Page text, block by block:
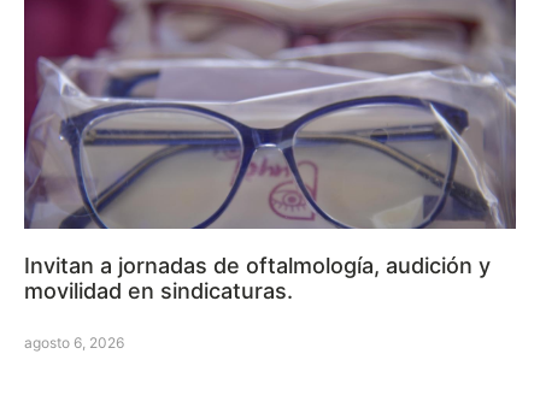
Invitan a jornadas de oftalmología, audición y
movilidad en sindicaturas.
agosto 6, 2026